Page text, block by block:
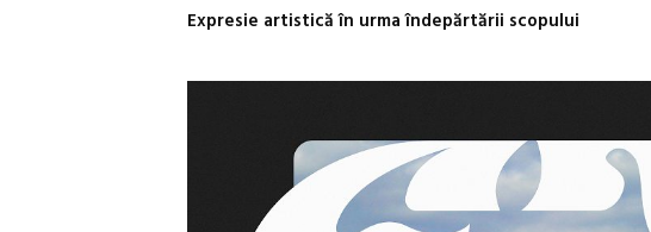
Expresie artistică în urma îndepărtării scopului